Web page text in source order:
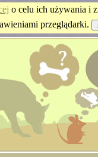
o celu ich używania i
przeglądarki.